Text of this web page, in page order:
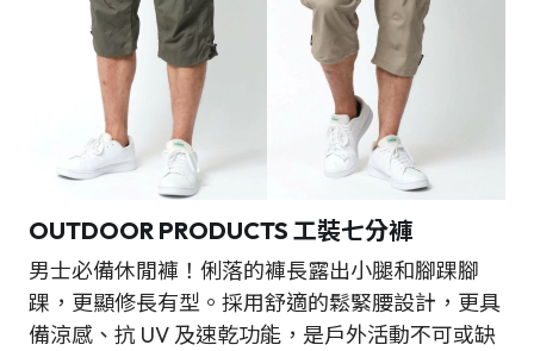
OUTDOOR PRODUCTS 工裝七分褲
男士必備休閒褲！俐落的褲長露出小腿和腳踝腳
踝，更顯修長有型。採用舒適的鬆緊腰設計，更具
備涼感、抗 UV 及速乾功能，是戶外活動不可或缺